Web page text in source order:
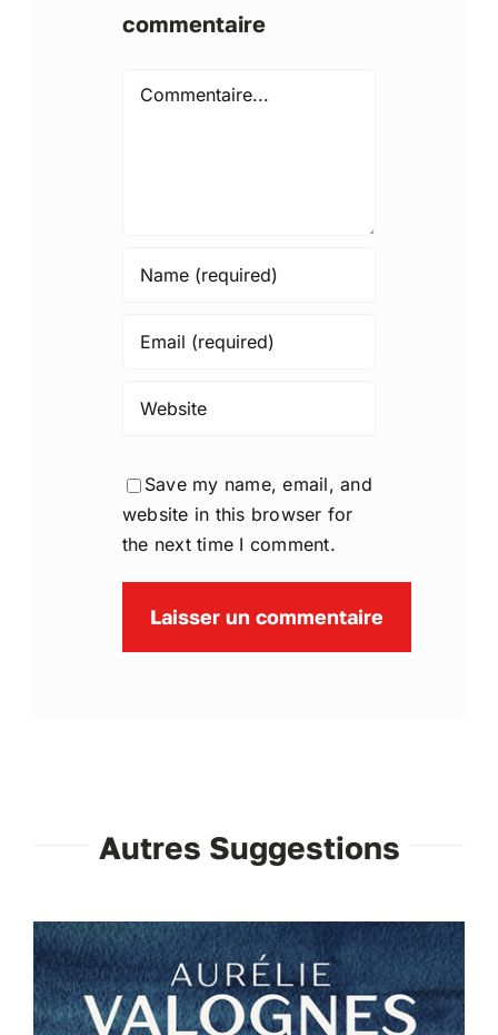
commentaire
Save my name, email, and
website in this browser for
the next time I comment.
Autres Suggestions